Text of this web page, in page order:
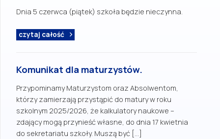
Dnia 5 czerwca (piątek) szkoła będzie nieczynna.
czytaj całość
Komunikat dla maturzystów.
Przypominamy Maturzystom oraz Absolwentom,
którzy zamierzają przystąpić do matury w roku
szkolnym 2025/2026, że kalkulatory naukowe –
zdający mogą przynieść własne, do dnia 17 kwietnia
do sekretariatu szkoły. Muszą być […]